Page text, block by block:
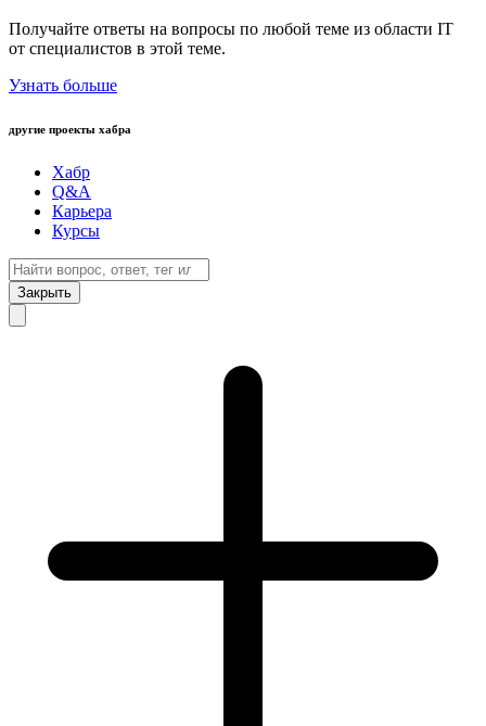
Получайте ответы на вопросы по любой теме из области IT
от специалистов в этой теме.
Узнать больше
другие проекты хабра
Хабр
Q&A
Карьера
Курсы
Закрыть